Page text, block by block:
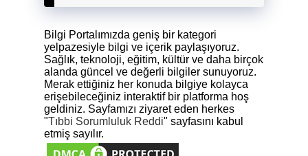
Bilgi Portalımızda geniş bir kategori
yelpazesiyle bilgi ve içerik paylaşıyoruz.
Sağlık, teknoloji, eğitim, kültür ve daha birçok
alanda güncel ve değerli bilgiler sunuyoruz.
Merak ettiğiniz her konuda bilgiye kolayca
erişebileceğiniz interaktif bir platforma hoş
geldiniz. Sayfamızı ziyaret eden herkes
"Tıbbi Sorumluluk Reddi" sayfasını kabul
etmiş sayılır.